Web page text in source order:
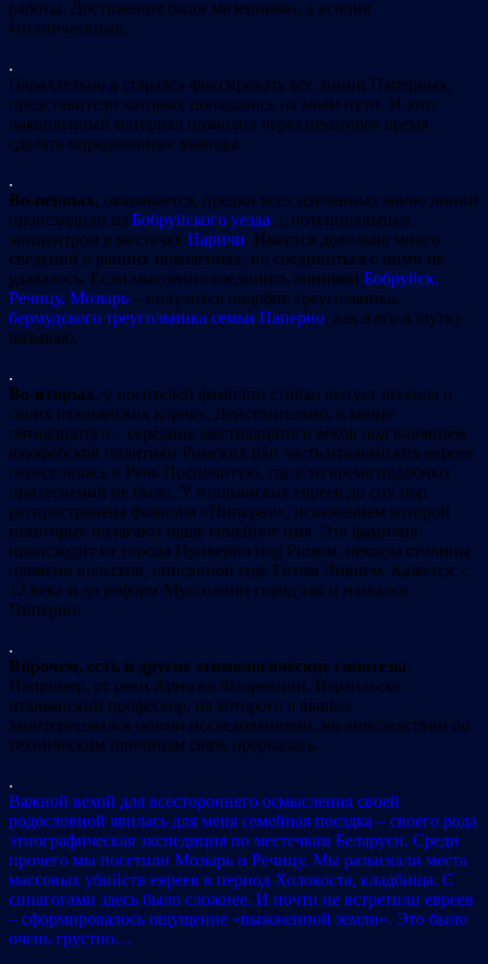
работы. Достижения были мизерными, а усилия
титаническими.
.
Параллельно я старался фиксировать все линии Паперных,
представители которых попадались на моем пути. И этот
накопленный материал позволил через некоторое время
сделать определенные выводы.
.
Во-первых, оказывается, предки всех изученных мною линий
происходили из Бобруйского уезда, с потенциальным
эпицентром в местечке Паричи. Имеется довольно много
сведений о ранних поколениях, но соединиться с ними не
удавалось. Если мысленно соединить линиями Бобруйск,
Речицу, Мозырь – получится подобие треугольника,
бермудского треугольника семьи Паперно, как я его в шутку
называю.
.
Во-вторых, у носителей фамилии стойко бытует легенда о
своих итальянских корнях. Действительно, в конце
пятнадцатого – середине шестнадцатого веков под влиянием
юдофобской политики Римских пап часть итальянских евреев
переселилась в Речь Посполитую, где в то время подобных
притеснений не было. У итальянских евреев до сих пор
распространена фамилия «Пиперно», искажением которой
некоторые полагают наше семейное имя. Эта фамилия
происходит от города Приверно под Римом, некогда столицы
племени вольсков, описанной еще Титом Ливием. Кажется, с
12 века и до реформ Муссолини город так и назвался –
Пиперно.
.
Впрочем, есть и другие этимологические гипотезы.
Например, от реки Арно во Флоренции. Израильско-
итальянский профессор, на которого я вышел,
заинтересовался моими исследованиями, но впоследствии по
техническим причинам связь прервалась…
.
Важной вехой для всестороннего осмысления своей
родословной явилась для меня семейная поездка – своего рода
этнографическая экспедиция по местечкам Беларуси. Среди
прочего мы посетили Мозырь и Речицу. Мы разыскали места
массовых убийств евреев в период Холокоста, кладбища. С
синагогами здесь было сложнее. И почти не встретили евреев
– сформировалось ощущение «выжженной земли». Это было
очень грустно…